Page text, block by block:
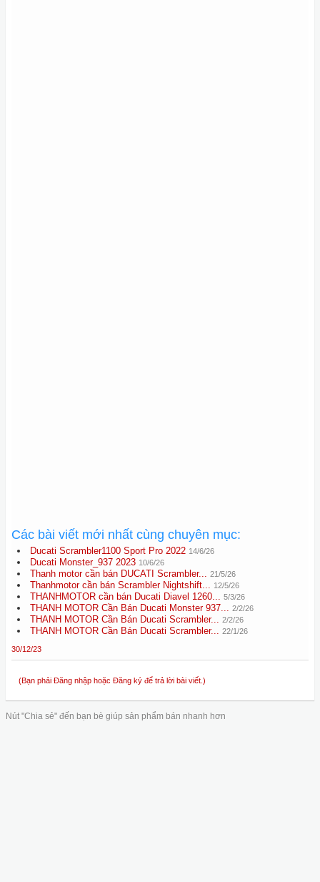
Các bài viết mới nhất cùng chuyên mục:
Ducati Scrambler1100 Sport Pro 2022 14/6/26
Ducati Monster_937 2023 10/6/26
Thanh motor cần bán DUCATI Scrambler... 21/5/26
Thanhmotor cần bán Scrambler Nightshift... 12/5/26
THANHMOTOR cần bán Ducati Diavel 1260... 5/3/26
THANH MOTOR Cần Bán Ducati Monster 937... 2/2/26
THANH MOTOR Cần Bán Ducati Scrambler... 2/2/26
THANH MOTOR Cần Bán Ducati Scrambler... 22/1/26
30/12/23
(Bạn phải Đăng nhập hoặc Đăng ký để trả lời bài viết.)
Nút "Chia sẻ" đến bạn bè giúp sản phẩm bán nhanh hơn